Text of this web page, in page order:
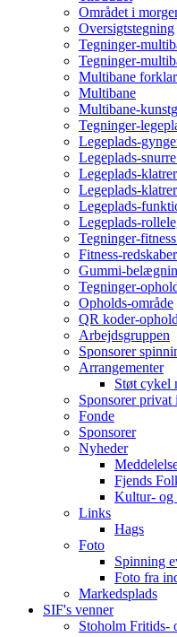
Området i
Oversigtstegning
Tegninger-
Tegninger-
Multibane
Multibane
Multibane-
Tegninger-
Legeplads-
Legeplads-
Legeplads-
Legeplads-
Legeplads-
Legeplads-
Tegninger-
Fitness-redskaber
Gummi-
Tegninger-
Opholds-område
QR koder-
Arbejdsgruppen
Sponsorer
Arrangementer
Støt cykel
Sponsorer privat
Fonde
Sponsorer
Nyheder
Fjends
Kultur- og
Links
Hags
Foto
Spinning
Foto fra
Markedsplads
SIF's venner
Stoholm Fritids-